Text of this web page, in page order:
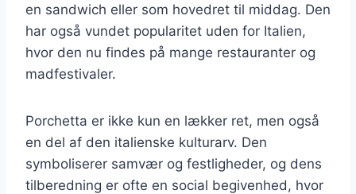
en sandwich eller som hovedret til middag. Den
har også vundet popularitet uden for Italien,
hvor den nu findes på mange restauranter og
madfestivaler.
Porchetta er ikke kun en lækker ret, men også
en del af den italienske kulturarv. Den
symboliserer samvær og festligheder, og dens
tilberedning er ofte en social begivenhed, hvor